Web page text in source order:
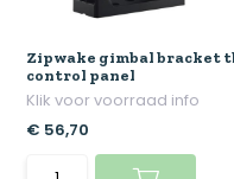
Zipwake gimbal bracket
control panel
Klik voor voorraad info
€ 56,70